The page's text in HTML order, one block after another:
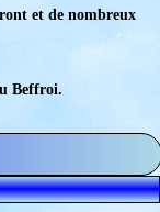
et de nombreux
Beffroi.